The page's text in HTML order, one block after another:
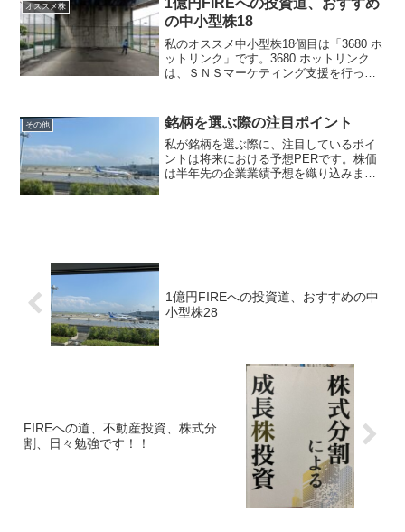
オススメ株
1億円FIREへの投資道、おすすめ
の中小型株18
私のオススメ中小型株18個目は「3680 ホ
ットリンク」です。3680 ホットリンク
は、ＳＮＳマーケティング支援を行って
返しております。今後の爆上げに備え、
調整している...
その他 銘柄を選ぶ際の注目ポイント
私が銘柄を選ぶ際に、注目しているポイ
ントは将来における予想PERです。株価
は半年先の企業業績予想を織り込みま
1億円FIREへの投資道、おすすめの中
小型株28
FIREへの道、不動産投資、株式分
割、日々勉強です！！